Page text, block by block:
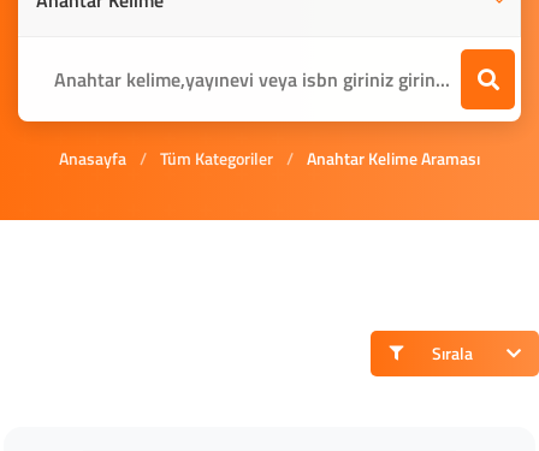
Anasayfa / Tüm Kategoriler / Anahtar Kelime Araması
Sırala